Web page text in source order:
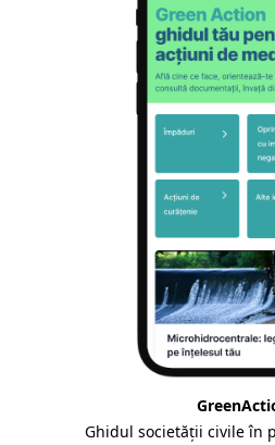
Ghidul societății civile în